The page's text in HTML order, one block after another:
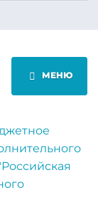
МЕНЮ